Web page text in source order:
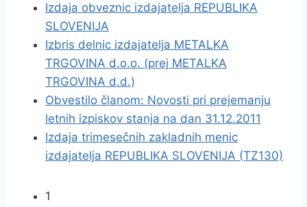
Izdaja obveznic izdajatelja REPUBLIKA
SLOVENIJA
Izbris delnic izdajatelja METALKA
TRGOVINA d.o.o. (prej METALKA
TRGOVINA d.d.)
Obvestilo članom: Novosti pri prejemanju
letnih izpiskov stanja na dan 31.12.2011
Izdaja trimesečnih zakladnih menic
izdajatelja REPUBLIKA SLOVENIJA (TZ130)
1